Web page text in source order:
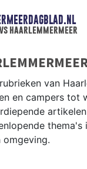
haarlemmermeer
van
en campers tot
thema's
omgeving.